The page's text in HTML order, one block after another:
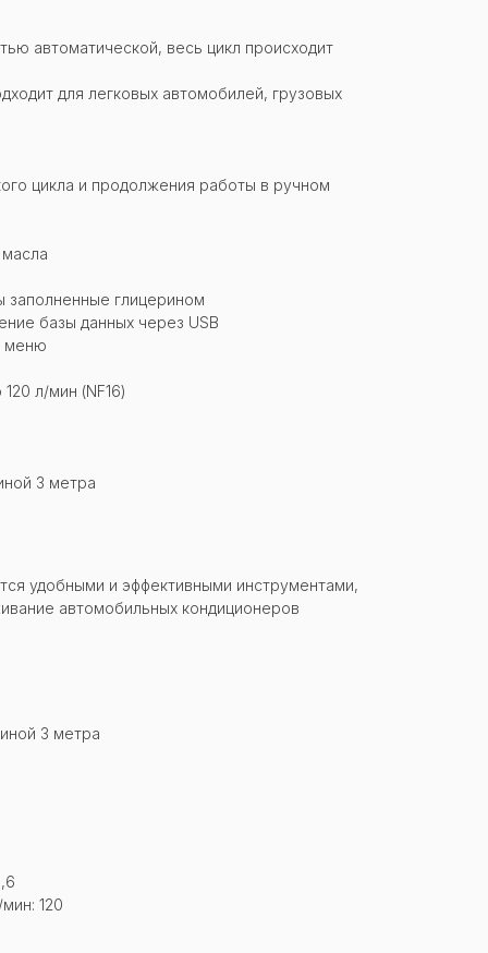
автоматической, весь цикл происходит
для легковых автомобилей, грузовых
цикла и продолжения работы в ручном
глицерином
базы данных через USB
меню
л/мин (NF16)
3 метра
удобными и эффективными инструментами,
автомобильных кондиционеров
3 метра
120